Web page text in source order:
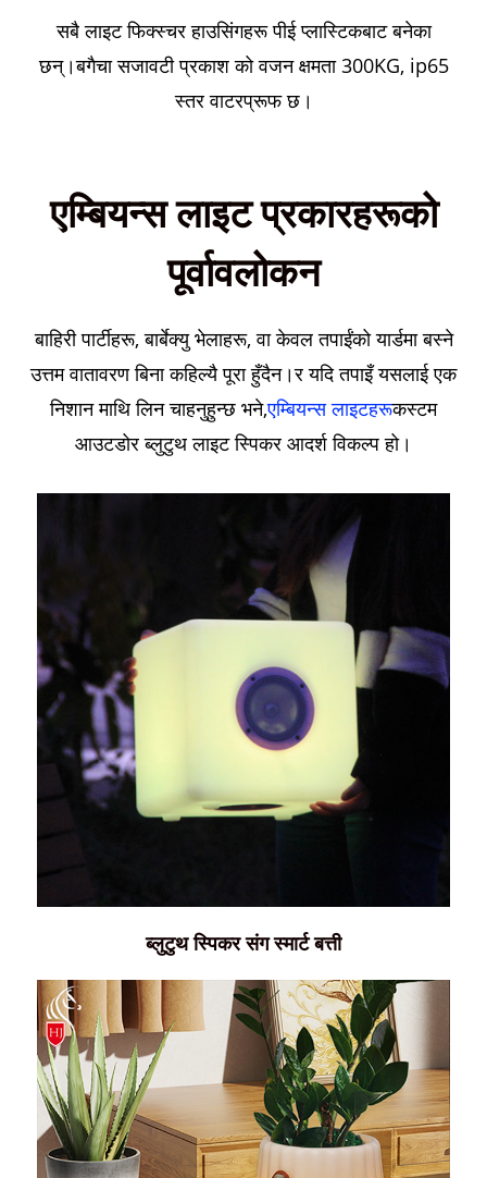
सबै लाइट फिक्स्चर हाउसिंगहरू पीई प्लास्टिकबाट बनेका
छन्।बगैचा सजावटी प्रकाश को वजन क्षमता 300KG, ip65
स्तर वाटरप्रूफ छ।
एम्बियन्स लाइट प्रकारहरूको
पूर्वावलोकन
बाहिरी पार्टीहरू, बार्बेक्यु भेलाहरू, वा केवल तपाईंको यार्डमा बस्ने
उत्तम वातावरण बिना कहिल्यै पूरा हुँदैन।र यदि तपाइँ यसलाई एक
निशान माथि लिन चाहनुहुन्छ भने,एम्बियन्स लाइटहरूकस्टम
आउटडोर ब्लुटुथ लाइट स्पिकर आदर्श विकल्प हो।
ब्लुटुथ स्पिकर संग स्मार्ट बत्ती